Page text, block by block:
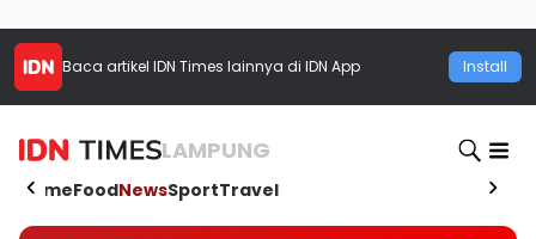
Baca artikel IDN Times lainnya di IDN App Install
LAMPUNG
HomeFoodNewsSportTravel